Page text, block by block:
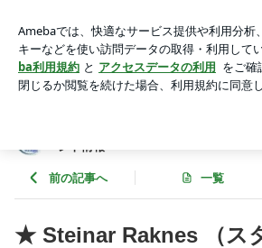
| 斑尾国際音楽村が 主催・協力・応援す
アプリをダウンロードして ブログの更新通知
ょう。
ント情報
前の記事へ 一覧
★ Steinar Raknes （ス